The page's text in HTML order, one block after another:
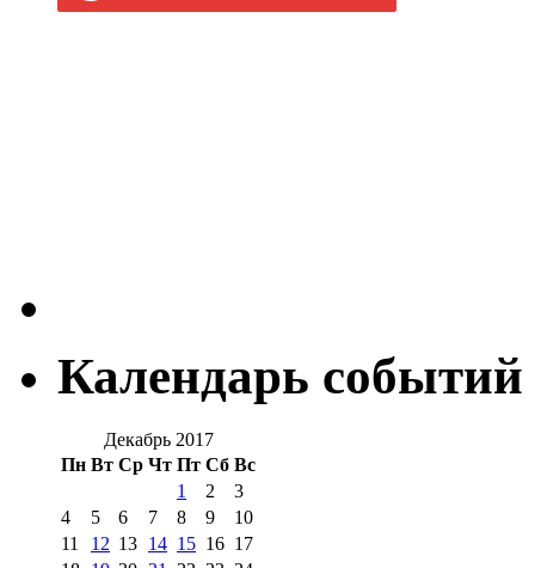
Календарь событий
Декабрь 2017
Пн Вт Ср Чт Пт Сб Вс
1
2
3
4
5 6 7 8 9
10
11
12 13 14 15 16 17